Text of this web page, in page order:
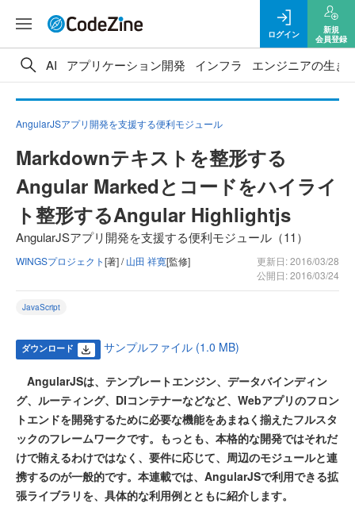
ログイン
新規
会員登録
AI アプリケーション開発 インフラ エンジニアの生き
AngularJSアプリ開発を支援する便利モジュール
Markdownテキストを整形する
Angular Markedとコードをハイライ
ト整形するAngular Highlightjs
AngularJSアプリ開発を支援する便利モジュール（11）
WINGSプロジェクト[著] /山田 祥寛[監修]
更新日: 2016/03/28
公開日: 2016/03/24
JavaScript
ダウンロード サンプルファイル (1.0 MB)
AngularJSは、テンプレートエンジン、データバインディン
グ、ルーティング、DIコンテナーなどなど、Webアプリのフロン
トエンドを開発するために必要な機能をあまねく揃えたフルスタ
ックのフレームワークです。もっとも、本格的な開発ではそれだ
けで賄えるわけではなく、要件に応じて、周辺のモジュールと連
携するのが一般的です。本連載では、AngularJSで利用できる拡
張ライブラリを、具体的な利用例とともに紹介します。